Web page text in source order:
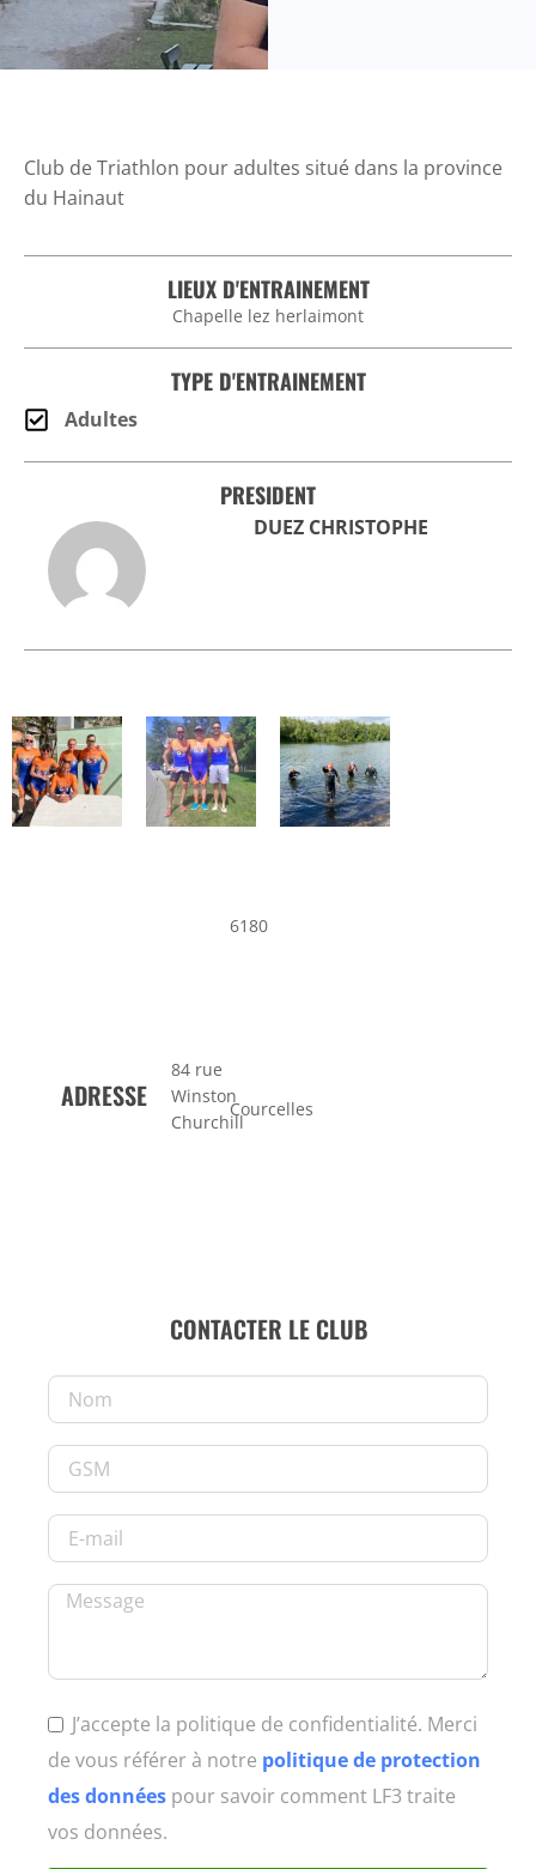
LIEUX D'ENTRAINEMENT
Chapelle lez herlaimont
TYPE D'ENTRAINEMENT
Adultes
PRESIDENT
DUEZ CHRISTOPHE
Club de Triathlon pour adultes situé dans la province
du Hainaut
CONTACTER LE CLUB
J’accepte la politique de confidentialité. Merci
de vous référer à notre politique de protection
des données pour savoir comment LF3 traite
vos données.
ADRESSE
84 rue
Winston
Churchill
6180
Courcelles